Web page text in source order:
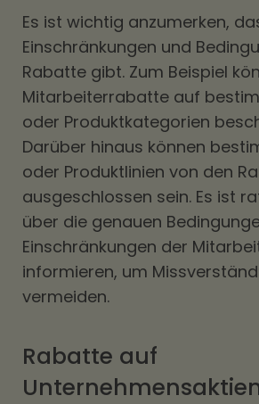
Es ist wichtig anzumerken,
Einschränkungen und
Rabatte gibt. Zum Beispiel
Mitarbeiterrabatte auf
oder Produktkategorien
Darüber hinaus können
oder Produktlinien von den
ausgeschlossen sein. Es ist
über die genauen
Einschränkungen der
informieren, um
vermeiden.
Rabatte auf